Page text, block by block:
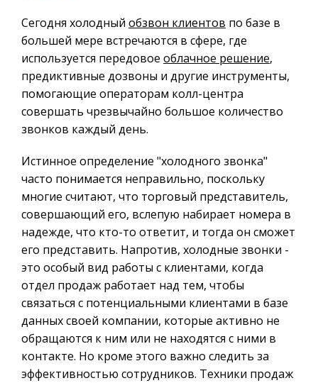
Сегодня холодный обзвон клиентов по базе в
большей мере встречаются в сфере, где
используется передовое облачное решение,
предиктивные дозвоны и другие инструменты,
помогающие операторам колл-центра
совершать чрезвычайно большое количество
звонков каждый день.
Истинное определение "холодного звонка"
часто понимается неправильно, поскольку
многие считают, что торговый представитель,
совершающий его, вслепую набирает номера в
надежде, что кто-то ответит, и тогда он сможет
его представить. Напротив, холодные звонки -
это особый вид работы с клиентами, когда
отдел продаж работает над тем, чтобы
связаться с потенциальными клиентами в базе
данных своей компании, которые активно не
обращаются к ним или не находятся с ними в
контакте. Но кроме этого важно следить за
эффективностью сотрудников. Техники продаж